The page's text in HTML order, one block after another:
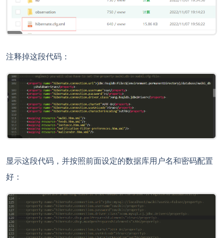
注释掉这段代码：
显示这段代码，并按照前面设定的数据库用户名和密码配置
好：